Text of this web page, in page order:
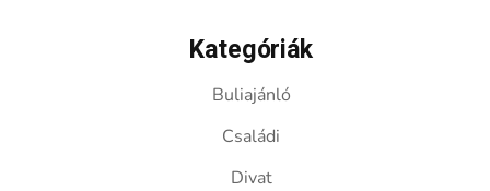
Kategóriák
Buliajánló
Családi
Divat